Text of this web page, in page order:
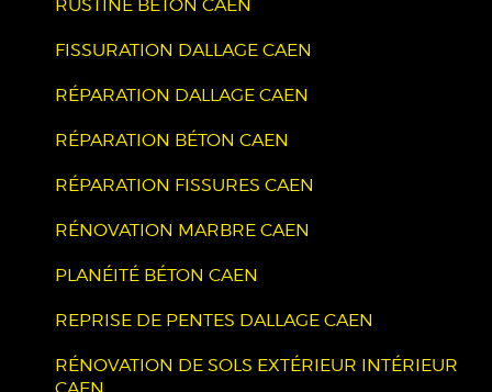
RUSTINE BÉTON CAEN
FISSURATION DALLAGE CAEN
RÉPARATION DALLAGE CAEN
RÉPARATION BÉTON CAEN
RÉPARATION FISSURES CAEN
RÉNOVATION MARBRE CAEN
PLANÉITÉ BÉTON CAEN
REPRISE DE PENTES DALLAGE CAEN
RÉNOVATION DE SOLS EXTÉRIEUR INTÉRIEUR